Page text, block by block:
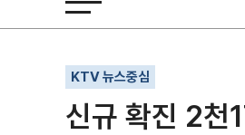
전체메뉴 열기
KTV 뉴스중심
신규 확진 2천
기사인쇄
글자확대
글자축소